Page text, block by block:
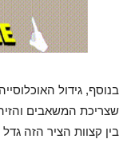
בנוסף, גידול
שצריכת המשאבים
בין קצוות הציר הזה